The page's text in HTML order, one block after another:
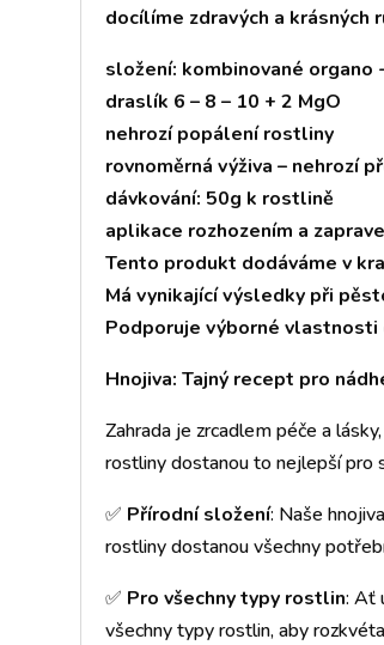
docílíme zdravých a krásných
složení: kombinované organo
draslík 6 – 8 – 10 + 2 MgO
nehrozí popálení rostliny
rovnoměrná výživa – nehrozí
dávkování: 50g k rostlině
aplikace rozhozením a
Tento produkt dodáváme v
Má vynikající výsledky při
Podporuje výborné vlastnosti
Hnojiva: Tajný recept pro
Zahrada je zrcadlem péče a
rostliny dostanou to nejlepší pro
✅ Přírodní složení: Naše
rostliny dostanou všechny
✅ Pro všechny typy rostlin: Ať
všechny typy rostlin, aby